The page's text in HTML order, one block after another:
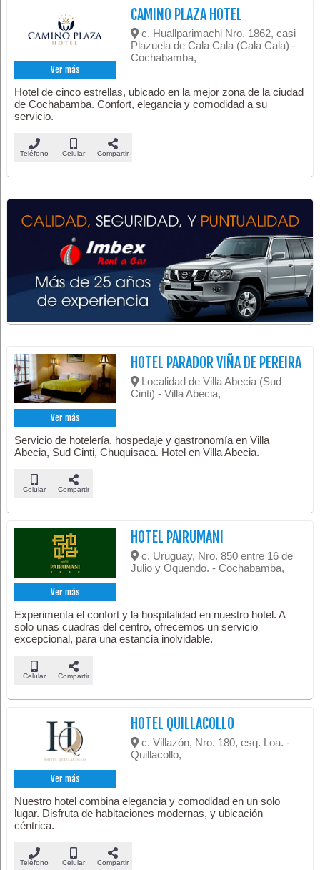
Ver más
CAMINO PLAZA HOTEL
c. Huallparimachi Nro. 1862, casi
Plazuela de Cala Cala (Cala Cala) -
Cochabamba,
Hotel de cinco estrellas, ubicado en la mejor zona de la ciudad
de Cochabamba. Confort, elegancia y comodidad a su
servicio.
Teléfono Celular Compartir
Ver más
HOTEL PARADOR VIÑA DE PEREIRA
Localidad de Villa Abecia (Sud
Cinti) - Villa Abecia,
Servicio de hotelería, hospedaje y gastronomía en Villa
Abecia, Sud Cinti, Chuquisaca. Hotel en Villa Abecia.
Celular Compartir
Ver más
HOTEL PAIRUMANI
c. Uruguay, Nro. 850 entre 16 de
Julio y Oquendo. - Cochabamba,
Experimenta el confort y la hospitalidad en nuestro hotel. A
solo unas cuadras del centro, ofrecemos un servicio
excepcional, para una estancia inolvidable.
Celular Compartir
Ver más
HOTEL QUILLACOLLO
c. Villazón, Nro. 180, esq. Loa. -
Quillacollo,
Nuestro hotel combina elegancia y comodidad en un solo
lugar. Disfruta de habitaciones modernas, y ubicación
céntrica.
Teléfono Celular Compartir